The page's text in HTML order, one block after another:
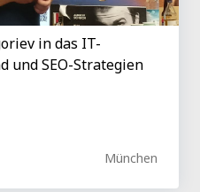
in das IT-
und SEO-Strategien
München